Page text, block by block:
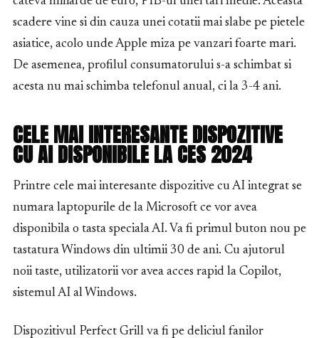
scadere vine si din cauza unei cotatii mai slabe pe pietele
asiatice, acolo unde Apple miza pe vanzari foarte mari.
De asemenea, profilul consumatorului s-a schimbat si
acesta nu mai schimba telefonul anual, ci la 3-4 ani.
CELE MAI INTERESANTE DISPOZITIVE
CU AI DISPONIBILE LA CES 2024
Printre cele mai interesante dispozitive cu AI integrat se
numara laptopurile de la Microsoft ce vor avea
disponibila o tasta speciala AI. Va fi primul buton nou pe
tastatura Windows din ultimii 30 de ani. Cu ajutorul
noii taste, utilizatorii vor avea acces rapid la Copilot,
sistemul AI al Windows.
Dispozitivul Perfect Grill va fi pe deliciul fanilor